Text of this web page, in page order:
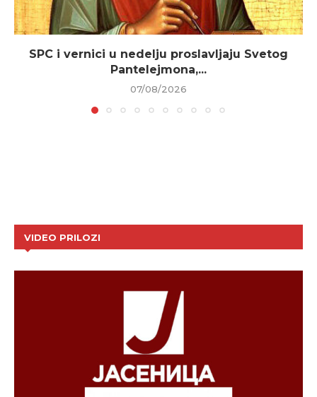
SPC i vernici u nedelju proslavljaju Svetog
Pantelejmona,...
07/08/2026
VIDEO PRILOZI